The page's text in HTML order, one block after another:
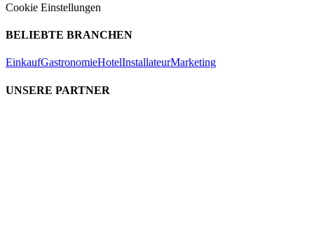
Cookie Einstellungen
BELIEBTE BRANCHEN
EinkaufGastronomieHotelInstallateurMarketing
UNSERE PARTNER